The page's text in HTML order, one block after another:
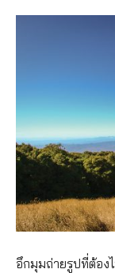
อึกมุมถ่ายรูปที่ต้อง